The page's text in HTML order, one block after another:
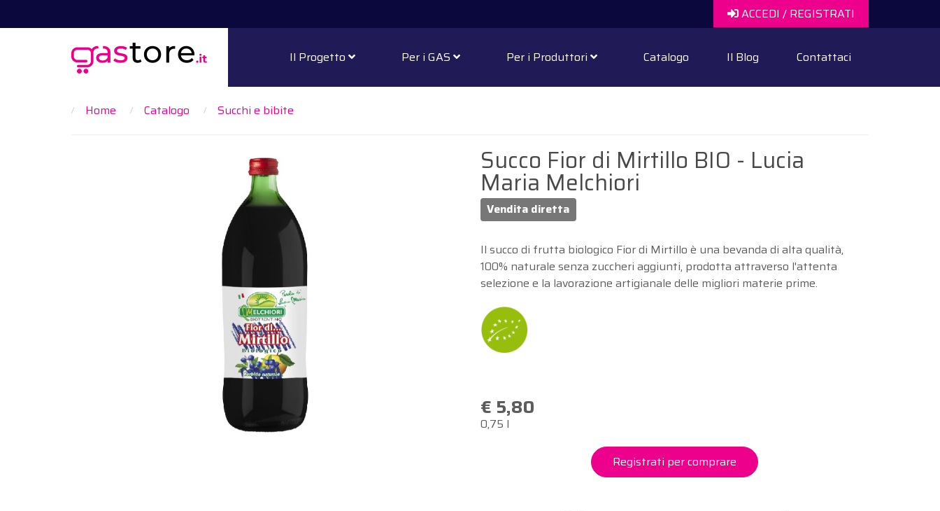
ACCEDI / REGISTRATI
Il Progetto Per i GAS Per i Produttori Catalogo Il Blog Contattaci
Home Catalogo Succhi e bibite
Succo Fior di Mirtillo BIO - Lucia
Maria Melchiori
Vendita diretta
Il succo di frutta biologico Fior di Mirtillo è una bevanda di alta qualità,
100% naturale senza zuccheri aggiunti, prodotta attraverso l'attenta
selezione e la lavorazione artigianale delle migliori materie prime.
€ 5,80
0,75 l
Registrati per comprare